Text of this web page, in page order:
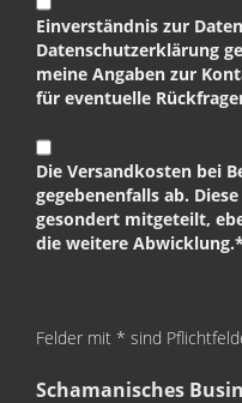
Einverständnis zur
Datenschutzerklärung
meine Angaben zur
für eventuelle
Die Versandkosten bei
gegebenenfalls ab.
gesondert mitgeteilt,
die weitere Abwicklung.*
Felder mit * sind
Schamanisches